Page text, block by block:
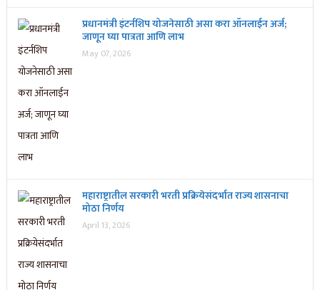
प्रधानमंत्री इंटर्नशिप योजनेसाठी असा करा ऑनलाईन अर्ज;
जाणून घ्या पात्रता आणि लाभ
May 07, 2026
महाराष्ट्रातील सरकारी भरती प्रक्रियेसंदर्भात राज्य शासनाचा
मोठा निर्णय
April 13, 2026